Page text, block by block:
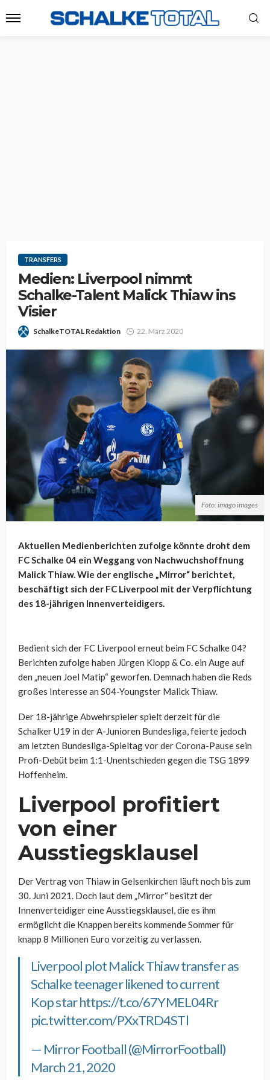
TRANSFERS
Medien: Liverpool nimmt
Schalke-Talent Malick Thiaw ins
Visier
SchalkeTOTAL Redaktion 22. März 2020
Foto: imago images
Aktuellen Medienberichten zufolge könnte droht dem
FC Schalke 04 ein Weggang von Nachwuchshoffnung
Malick Thiaw. Wie der englische „Mirror“ berichtet,
beschäftigt sich der FC Liverpool mit der Verpflichtung
des 18-jährigen Innenverteidigers.
Bedient sich der FC Liverpool erneut beim FC Schalke 04?
Berichten zufolge haben Jürgen Klopp & Co. ein Auge auf
den „neuen Joel Matip“ geworfen. Demnach haben die Reds
großes Interesse an S04-Youngster Malick Thiaw.
Der 18-jährige Abwehrspieler spielt derzeit für die
Schalker U19 in der A-Junioren Bundesliga, feierte jedoch
am letzten Bundesliga-Spieltag vor der Corona-Pause sein
Profi-Debüt beim 1:1-Unentschieden gegen die TSG 1899
Hoffenheim.
Liverpool profitiert
von einer
Ausstiegsklausel
Der Vertrag von Thiaw in Gelsenkirchen läuft noch bis zum
30. Juni 2021. Doch laut dem „Mirror“ besitzt der
Innenverteidiger eine Ausstiegsklausel, die es ihm
ermöglicht die Knappen bereits kommende Sommer für
knapp 8 Millionen Euro vorzeitig zu verlassen.
Liverpool plot Malick Thiaw transfer as
Schalke teenager likened to current
Kop starhttps://t.co/67YMEL04Rr
pic.twitter.com/PXxTRD4STl
— Mirror Football (@MirrorFootball)
March 21, 2020